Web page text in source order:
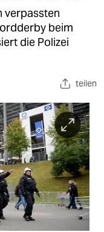
verpassten
beim
die Polizei
teilen